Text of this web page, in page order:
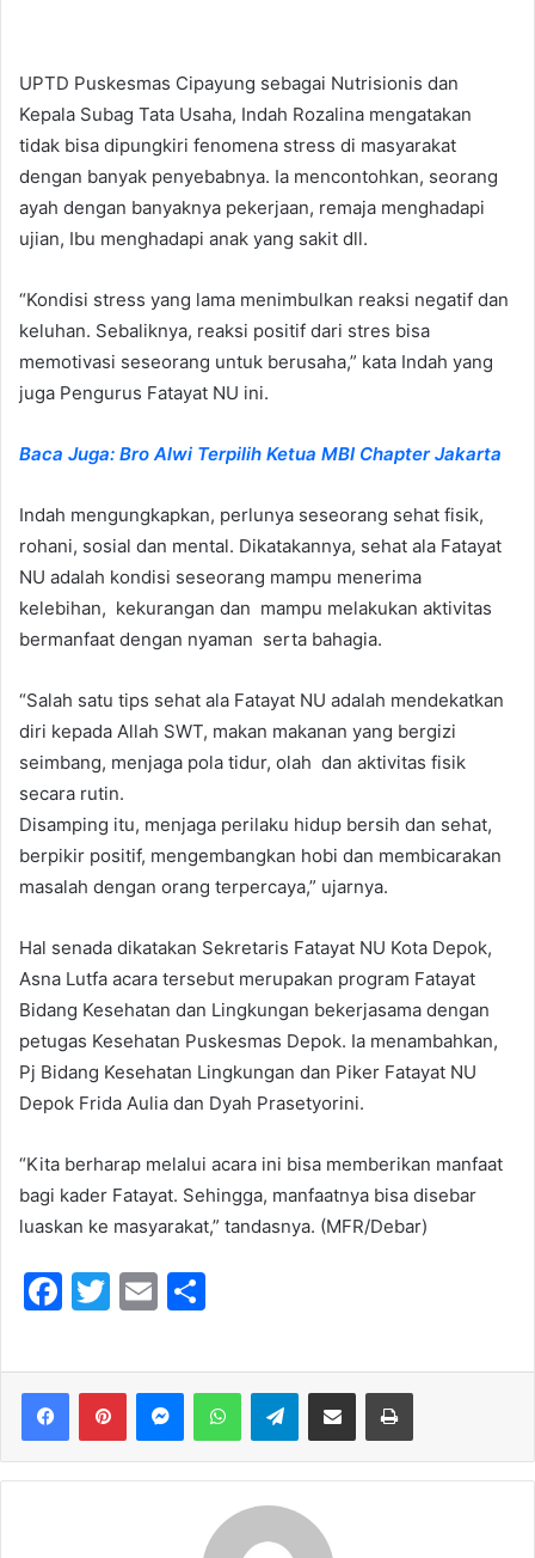
UPTD Puskesmas Cipayung sebagai Nutrisionis dan
Kepala Subag Tata Usaha, Indah Rozalina mengatakan
tidak bisa dipungkiri fenomena stress di masyarakat
dengan banyak penyebabnya. Ia mencontohkan, seorang
ayah dengan banyaknya pekerjaan, remaja menghadapi
ujian, Ibu menghadapi anak yang sakit dll.
“Kondisi stress yang lama menimbulkan reaksi negatif dan
keluhan. Sebaliknya, reaksi positif dari stres bisa
memotivasi seseorang untuk berusaha,” kata Indah yang
juga Pengurus Fatayat NU ini.
Baca Juga: Bro Alwi Terpilih Ketua MBI Chapter Jakarta
Indah mengungkapkan, perlunya seseorang sehat fisik,
rohani, sosial dan mental. Dikatakannya, sehat ala Fatayat
NU adalah kondisi seseorang mampu menerima
kelebihan, kekurangan dan mampu melakukan aktivitas
bermanfaat dengan nyaman serta bahagia.
“Salah satu tips sehat ala Fatayat NU adalah mendekatkan
diri kepada Allah SWT, makan makanan yang bergizi
seimbang, menjaga pola tidur, olah dan aktivitas fisik
secara rutin.
Disamping itu, menjaga perilaku hidup bersih dan sehat,
berpikir positif, mengembangkan hobi dan membicarakan
masalah dengan orang terpercaya,” ujarnya.
Hal senada dikatakan Sekretaris Fatayat NU Kota Depok,
Asna Lutfa acara tersebut merupakan program Fatayat
Bidang Kesehatan dan Lingkungan bekerjasama dengan
petugas Kesehatan Puskesmas Depok. Ia menambahkan,
Pj Bidang Kesehatan Lingkungan dan Piker Fatayat NU
Depok Frida Aulia dan Dyah Prasetyorini.
“Kita berharap melalui acara ini bisa memberikan manfaat
bagi kader Fatayat. Sehingga, manfaatnya bisa disebar
luaskan ke masyarakat,” tandasnya. (MFR/Debar)
F
c
e
b
o
T
itt
er
E
ai
l
ar
e
Telegram